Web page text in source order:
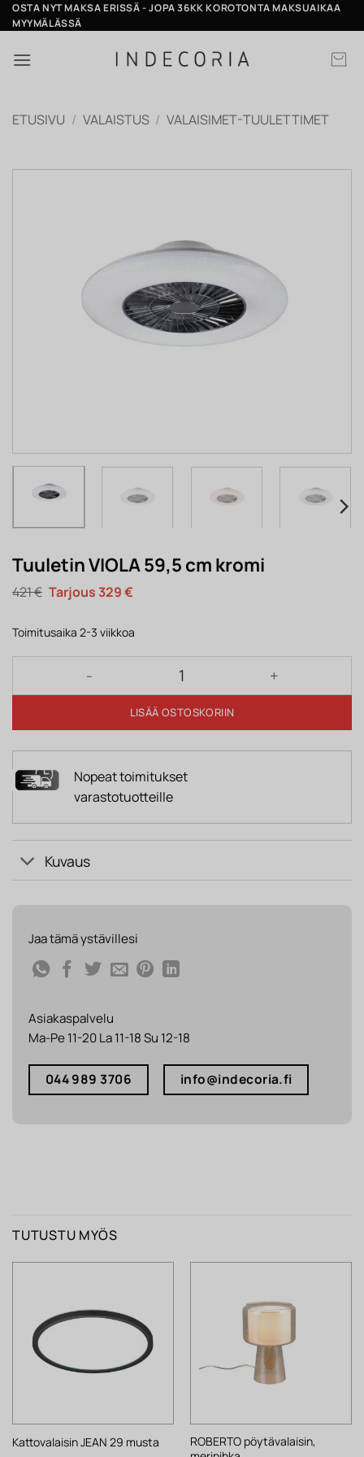
Skip
to
OSTA NYT MAKSA ERISSÄ - JOPA 36KK KOROTONTA MAKSUAIKAA
MYYMÄLÄSSÄ
ETUSIVU / VALAISTUS / VALAISIMET-TUULETTIMET
Tuuletin VIOLA 59,5 cm kromi
421€ Alkuperäinen
hinta
421 €.
329€Nykyinen
329 €.
Toimitusaika 2-3 viikkoa
Tuuletin VIOLA 59,5 cm kromi määrä
LISÄÄ OSTOSKORIIN
Nopeat toimitukset
varastotuotteille
Kuvaus
Jaa tämä ystävillesi
Asiakaspalvelu
Ma-Pe 11-20 La 11-18 Su 12-18
044 989 3706 info@indecoria.fi
TUTUSTU MYÖS
Kattovalaisin JEAN 29 musta
ROBERTO pöytävalaisin,